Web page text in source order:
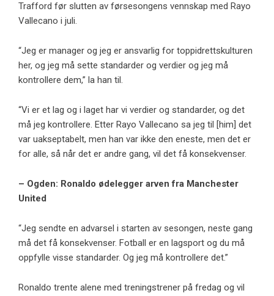
Trafford før slutten av førsesongens vennskap med Rayo
Vallecano i juli.
“Jeg er manager og jeg er ansvarlig for toppidrettskulturen
her, og jeg må sette standarder og verdier og jeg må
kontrollere dem,” la han til.
“Vi er et lag og i laget har vi verdier og standarder, og det
må jeg kontrollere. Etter Rayo Vallecano sa jeg til [him] det
var uakseptabelt, men han var ikke den eneste, men det er
for alle, så når det er andre gang, vil det få konsekvenser.
– Ogden: Ronaldo ødelegger arven fra Manchester
United
“Jeg sendte en advarsel i starten av sesongen, neste gang
må det få konsekvenser. Fotball er en lagsport og du må
oppfylle visse standarder. Og jeg må kontrollere det.”
Ronaldo trente alene med treningstrener på fredag ​​og vil